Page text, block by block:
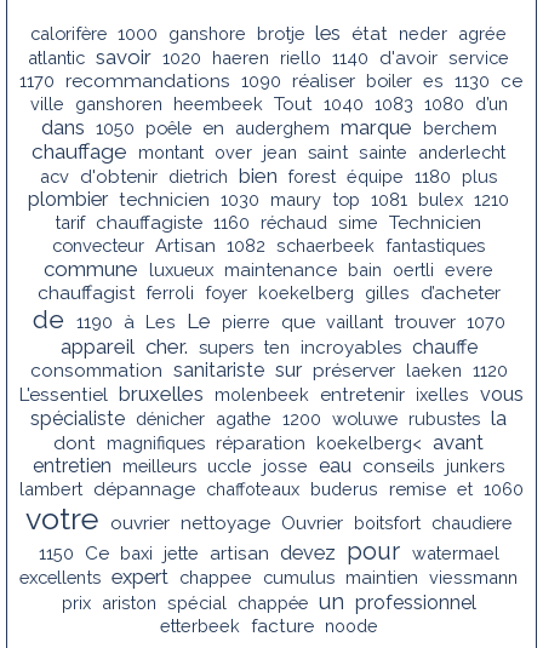
calorifère 1000 ganshore brotje les état neder agrée
atlantic savoir 1020 haeren riello 1140 d'avoir service
1170 recommandations 1090 réaliser boiler es 1130 ce
ville ganshoren heembeek Tout 1040 1083 1080 d’un
dans 1050 poêle en auderghem marque berchem
chauffage montant over jean saint sainte
anderlecht
acv d'obtenir dietrich bien forest équipe 1180 plus
plombier technicien 1030 maury top 1081 bulex 1210
tarif chauffagiste 1160 réchaud sime Technicien
convecteur Artisan 1082 schaerbeek fantastiques
commune luxueux maintenance bain oertli evere
chauffagist ferroli foyer koekelberg gilles d’acheter
de 1190 à Les Le pierre que vaillant trouver 1070
appareil cher. supers ten incroyables chauffe
consommation sanitariste sur préserver laeken 1120
L'essentiel bruxelles molenbeek entretenir ixelles vous
spécialiste dénicher agathe 1200 woluwe rubustes la
dont magnifiques réparation koekelberg< avant
entretien meilleurs uccle josse eau conseils
junkers
lambert dépannage chaffoteaux buderus remise et 1060
votre ouvrier nettoyage Ouvrier boitsfort chaudiere
1150
Ce baxi jette artisan devez pour
watermael
excellents expert chappee cumulus maintien viessmann
prix
ariston spécial chappée un professionnel
etterbeek facture noode